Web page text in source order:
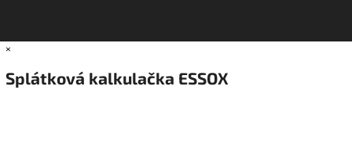
×
Splátková kalkulačka ESSOX